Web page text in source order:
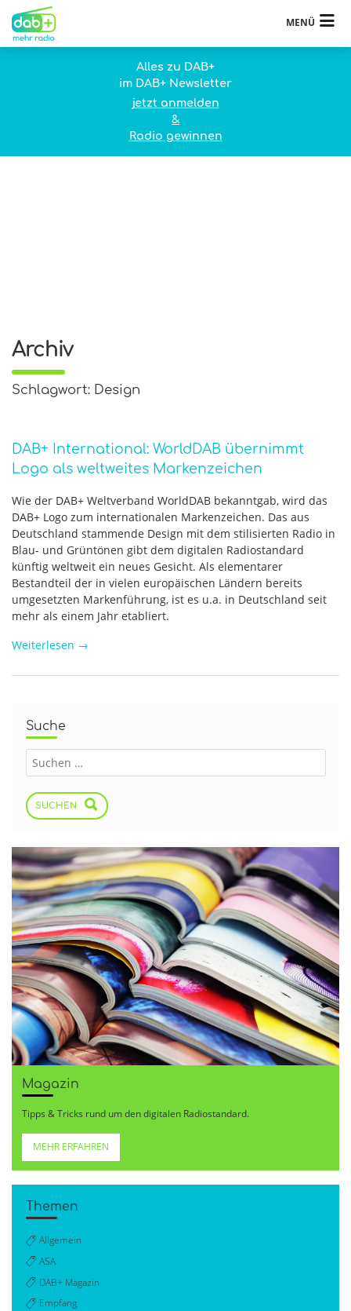
MENÜ
Alles zu DAB+
im DAB+ Newsletter
jetzt anmelden
&
Radio gewinnen
Archiv
Schlagwort: Design
DAB+ International: WorldDAB übernimmt
Logo als weltweites Markenzeichen
Wie der DAB+ Weltverband WorldDAB bekanntgab, wird das
DAB+ Logo zum internationalen Markenzeichen. Das aus
Deutschland stammende Design mit dem stilisierten Radio in
Blau- und Grüntönen gibt dem digitalen Radiostandard
künftig weltweit ein neues Gesicht. Als elementarer
Bestandteil der in vielen europäischen Ländern bereits
umgesetzten Markenführung, ist es u.a. in Deutschland seit
mehr als einem Jahr etabliert.
Weiterlesen →
Suche
SUCHEN
Magazin
Tipps & Tricks rund um den digitalen Radiostandard.
MEHR ERFAHREN
Themen
Allgemein
ASA
DAB+ Magazin
Empfang